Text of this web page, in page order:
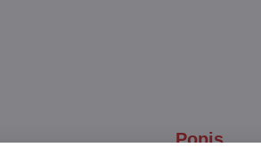
Popis